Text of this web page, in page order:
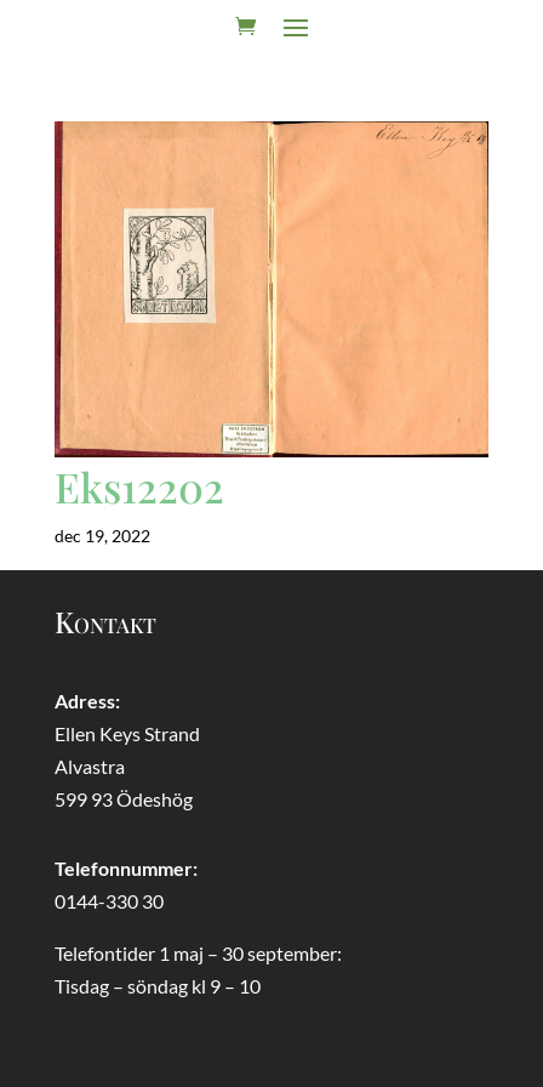
Eks12202
dec 19, 2022
Kontakt
Adress:
Ellen Keys Strand
Alvastra
599 93 Ödeshög
Telefonnummer:
0144-330 30
Telefontider 1 maj – 30 september:
Tisdag – söndag kl 9 – 10